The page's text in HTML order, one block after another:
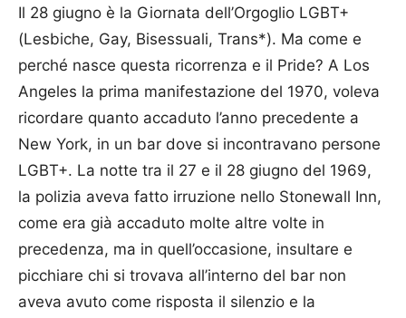
Il 28 giugno è la Giornata dell’Orgoglio LGBT+
(Lesbiche, Gay, Bisessuali, Trans*). Ma come e
perché nasce questa ricorrenza e il Pride? A Los
Angeles la prima manifestazione del 1970, voleva
ricordare quanto accaduto l’anno precedente a
New York, in un bar dove si incontravano persone
LGBT+. La notte tra il 27 e il 28 giugno del 1969,
la polizia aveva fatto irruzione nello Stonewall Inn,
come era già accaduto molte altre volte in
precedenza, ma in quell’occasione, insultare e
picchiare chi si trovava all’interno del bar non
aveva avuto come risposta il silenzio e la